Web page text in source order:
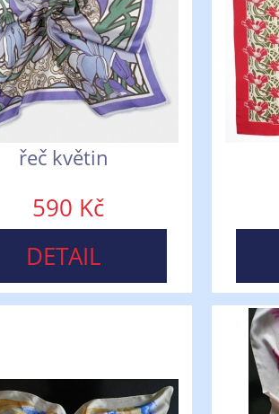
řeč květin
590 Kč
DETAIL